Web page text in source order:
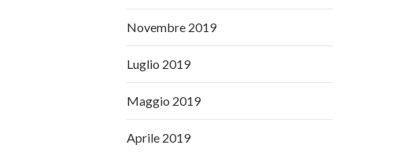
Novembre 2019
Luglio 2019
Maggio 2019
Aprile 2019